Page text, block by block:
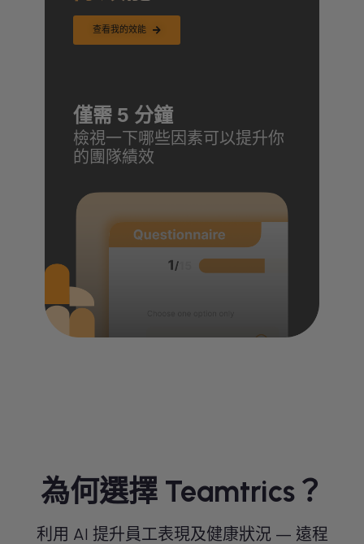
查看我的效能
僅需 5 分鐘
檢視一下哪些因素可以提升你
的團隊績效
為何選擇 Teamtrics？
利用 AI 提升員工表現及健康狀況 — 遠程